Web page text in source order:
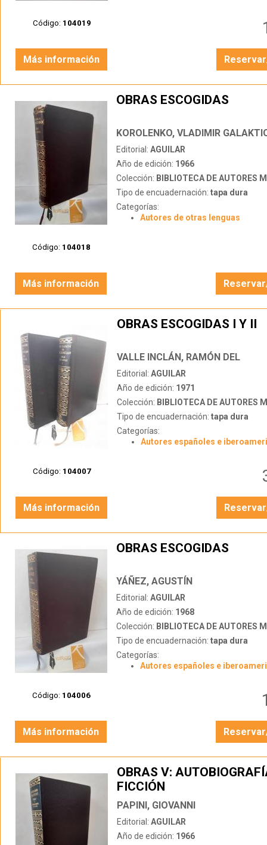
Código: 104019
Más información
Código: 104018
OBRAS ESCOGIDAS
KOROLENKO, VLADIMIR
Editorial: AGUILAR
Año de edición: 1966
Colección: BIBLIOTECA DE AUTORES
Tipo de encuadernación: tapa dura
Categorías:
Autores de otras lenguas
Más información
Código: 104007
OBRAS ESCOGIDAS I Y II
VALLE INCLÁN, RAMÓN DEL
Editorial: AGUILAR
Año de edición: 1971
Colección: BIBLIOTECA DE AUTORES
Tipo de encuadernación: tapa dura
Categorías:
Autores españoles e
Más información
Código: 104006
OBRAS ESCOGIDAS
YÁÑEZ, AGUSTÍN
Editorial: AGUILAR
Año de edición: 1968
Colección: BIBLIOTECA DE AUTORES
Tipo de encuadernación: tapa dura
Categorías:
Autores españoles e
Más información
OBRAS V:
FICCIÓN
PAPINI, GIOVANNI
Editorial: AGUILAR
Año de edición: 1966